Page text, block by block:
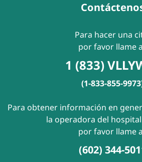
Para hacer una
por favor llame
1 (833)
(1-833-855-
Para obtener información en
la operadora del
por favor llame
(602) 344-